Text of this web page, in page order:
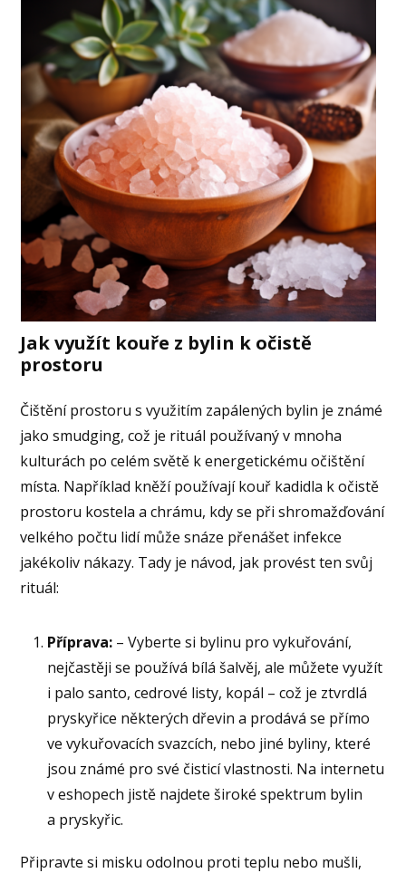
Jak využít kouře z bylin k očistě
prostoru
Čištění prostoru s využitím zapálených bylin je známé
jako smudging, což je rituál používaný v mnoha
kulturách po celém světě k energetickému očištění
místa. Například kněží používají kouř kadidla k očistě
prostoru kostela a chrámu, kdy se při shromažďování
velkého počtu lidí může snáze přenášet infekce
jakékoliv nákazy. Tady je návod, jak provést ten svůj
rituál:
Příprava: – Vyberte si bylinu pro vykuřování,
nejčastěji se používá bílá šalvěj, ale můžete využít
i palo santo, cedrové listy, kopál – což je ztvrdlá
pryskyřice některých dřevin a prodává se přímo
ve vykuřovacích svazcích, nebo jiné byliny, které
jsou známé pro své čisticí vlastnosti. Na internetu
v eshopech jistě najdete široké spektrum bylin
a pryskyřic.
Připravte si misku odolnou proti teplu nebo mušli,